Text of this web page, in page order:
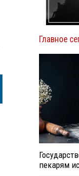
Главное
пекарям